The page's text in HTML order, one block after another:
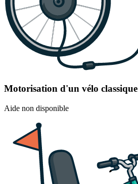
Motorisation d'un vélo classique
Aide non disponible